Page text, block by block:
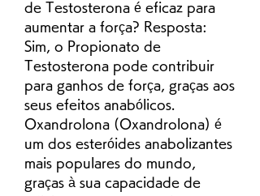
de Testosterona é eficaz para
aumentar a força? Resposta:
Sim, o Propionato de
Testosterona pode contribuir
para ganhos de força, graças aos
seus efeitos anabólicos.
Oxandrolona (Oxandrolona) é
um dos esteróides anabolizantes
mais populares do mundo,
graças à sua capacidade de